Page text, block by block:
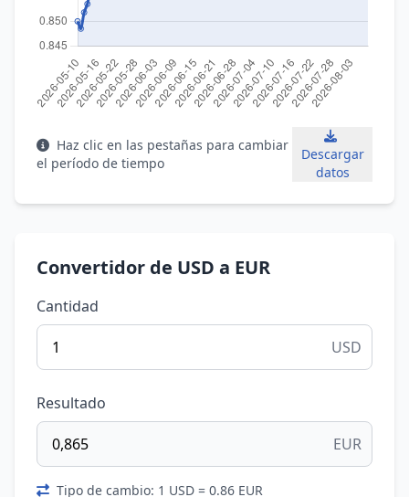
Haz clic en las pestañas para cambiar
el período de tiempo
Descargar
datos
Convertidor de USD a EUR
Cantidad
USD
Resultado
EUR
Tipo de cambio: 1 USD = 0.86 EUR